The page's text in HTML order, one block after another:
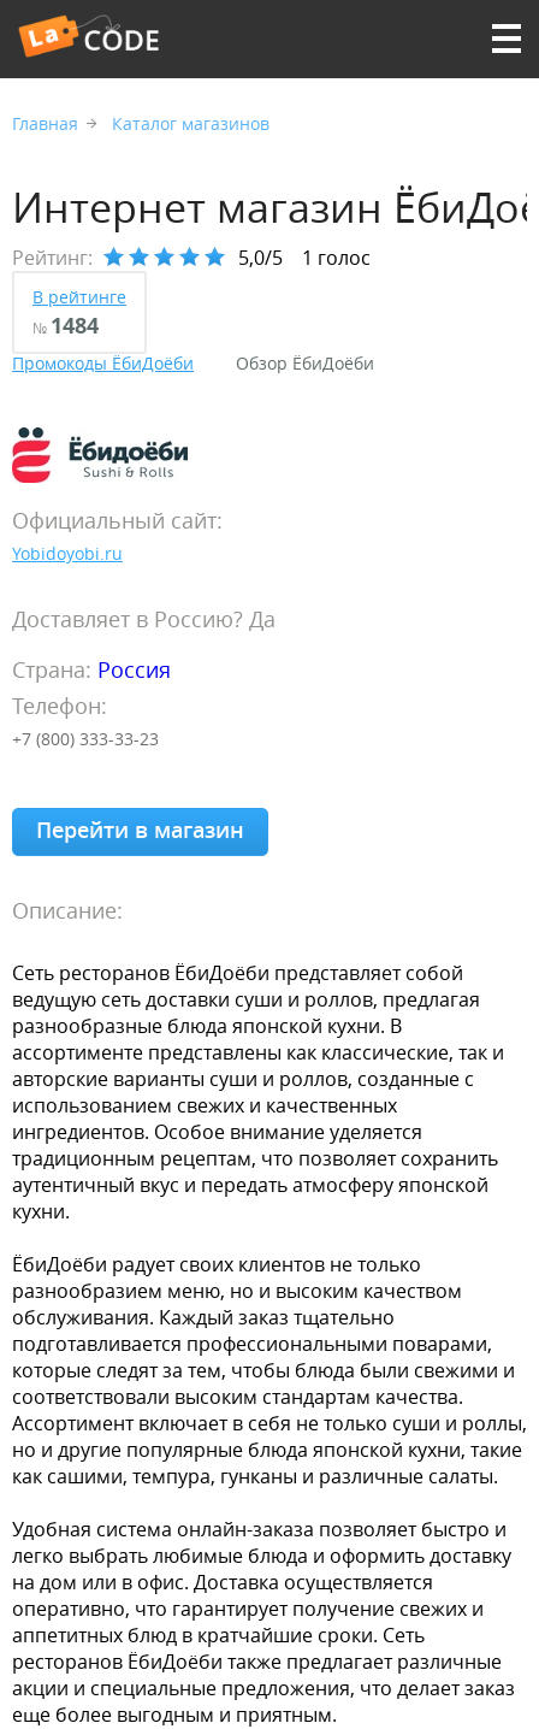
Главная Каталог магазинов
Интернет магазин
Рейтинг: 5,0/5 1 голос
В рейтинге
№ 1484
Промокоды ЁбиДоёби Обзор ЁбиДоёби
Официальный сайт:
Yobidoyobi.ru
Доставляет в Россию? Да
Страна: Россия
Телефон:
+7 (800) 333-33-23
Перейти в магазин
Описание:
Сеть ресторанов ЁбиДоёби представляет собой
ведущую сеть доставки суши и роллов, предлагая
разнообразные блюда японской кухни. В
ассортименте представлены как классические, так и
авторские варианты суши и роллов, созданные с
использованием свежих и качественных
ингредиентов. Особое внимание уделяется
традиционным рецептам, что позволяет сохранить
аутентичный вкус и передать атмосферу японской
кухни.
ЁбиДоёби радует своих клиентов не только
разнообразием меню, но и высоким качеством
обслуживания. Каждый заказ тщательно
подготавливается профессиональными поварами,
которые следят за тем, чтобы блюда были свежими и
соответствовали высоким стандартам качества.
Ассортимент включает в себя не только суши и роллы,
но и другие популярные блюда японской кухни, такие
как сашими, темпура, гунканы и различные салаты.
Удобная система онлайн-заказа позволяет быстро и
легко выбрать любимые блюда и оформить доставку
на дом или в офис. Доставка осуществляется
оперативно, что гарантирует получение свежих и
аппетитных блюд в кратчайшие сроки. Сеть
ресторанов ЁбиДоёби также предлагает различные
акции и специальные предложения, что делает заказ
еще более выгодным и приятным.